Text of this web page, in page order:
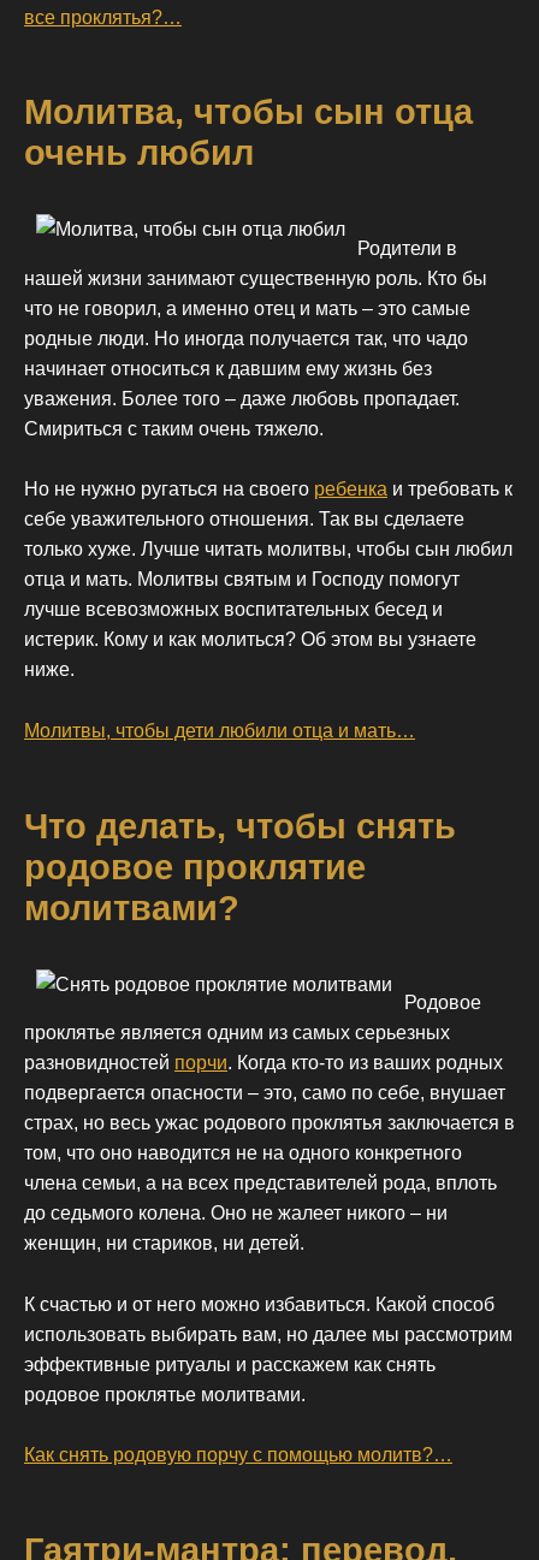
все проклятья?…
Молитва, чтобы сын отца
очень любил
Родители в
нашей жизни занимают существенную роль. Кто бы
что не говорил, а именно отец и мать – это самые
родные люди. Но иногда получается так, что чадо
начинает относиться к давшим ему жизнь без
уважения. Более того – даже любовь пропадает.
Смириться с таким очень тяжело.
Но не нужно ругаться на своего ребенка и требовать к
себе уважительного отношения. Так вы сделаете
только хуже. Лучше читать молитвы, чтобы сын любил
отца и мать. Молитвы святым и Господу помогут
лучше всевозможных воспитательных бесед и
истерик. Кому и как молиться? Об этом вы узнаете
ниже.
Молитвы, чтобы дети любили отца и мать…
Что делать, чтобы снять
родовое проклятие
молитвами?
Родовое
проклятье является одним из самых серьезных
разновидностей порчи. Когда кто-то из ваших родных
подвергается опасности – это, само по себе, внушает
страх, но весь ужас родового проклятья заключается в
том, что оно наводится не на одного конкретного
члена семьи, а на всех представителей рода, вплоть
до седьмого колена. Оно не жалеет никого – ни
женщин, ни стариков, ни детей.
К счастью и от него можно избавиться. Какой способ
использовать выбирать вам, но далее мы рассмотрим
эффективные ритуалы и расскажем как снять
родовое проклятье молитвами.
Как снять родовую порчу с помощью молитв?…
Гаятри-мантра: перевод,